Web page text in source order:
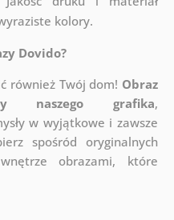
kolory.
Dovido?
również Twój dom! Obraz
naszego grafika,
w wyjątkowe i zawsze
spośród oryginalnych
obrazami, które